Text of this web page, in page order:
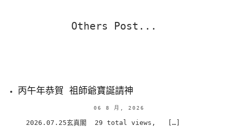
Others Post...
丙午年恭賀 祖師爺寶誕請神
06 8 月, 2026
2026.07.25玄真閣 29 total views, […]